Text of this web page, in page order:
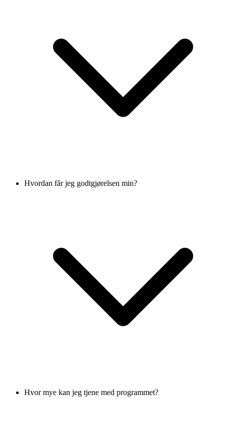
Hvordan får jeg godtgjørelsen min?
Hvor mye kan jeg tjene med programmet?